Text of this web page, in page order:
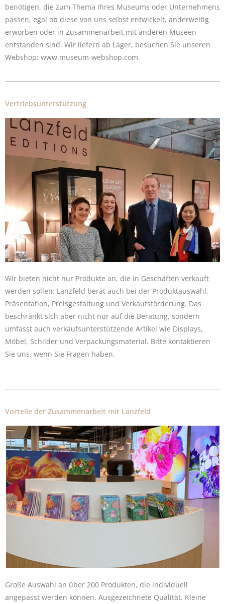
benötigen, die zum Thema Ihres Museums oder Unternehmens
passen, egal ob diese von uns selbst entwickelt, anderweitig
erworben oder in Zusammenarbeit mit anderen Museen
entstanden sind. Wir liefern ab Lager, besuchen Sie unseren
Webshop: www.museum-webshop.com
Vertriebsunterstützung
Wir bieten nicht nur Produkte an, die in Geschäften verkauft
werden sollen: Lanzfeld berät auch bei der Produktauswahl,
Präsentation, Preisgestaltung und Verkaufsförderung. Das
beschränkt sich aber nicht nur auf die Beratung, sondern
umfasst auch verkaufsunterstützende Artikel wie Displays,
Möbel, Schilder und Verpackungsmaterial. Bitte kontaktieren
Sie uns, wenn Sie Fragen haben.
Vorteile der Zusammenarbeit mit Lanzfeld
Große Auswahl an über 200 Produkten, die individuell
angepasst werden können. Ausgezeichnete Qualität. Kleine